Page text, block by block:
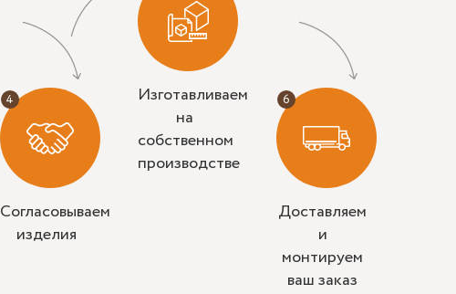
Согласовываем
изделия
Изготавливаем
на
собственном
производстве
Доставляем
и
монтируем
ваш заказ